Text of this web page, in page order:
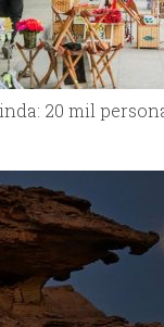
20 mil